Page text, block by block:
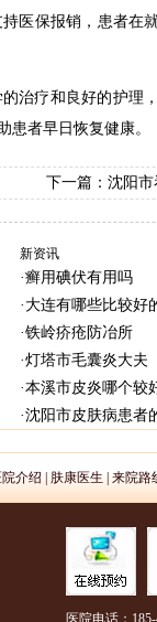
医保报销，患者在
治疗和良好的护理
患者早日恢复健康。
下一篇： 沈阳
新资讯
·癣用碘伏有用吗
· 大连有哪些比较好
·铁岭疥疮防冶所
·灯塔市毛囊炎大夫
·本溪市皮炎哪个较
·沈阳市皮肤病患者
院介绍 肤康医生 来院路
医院电话：